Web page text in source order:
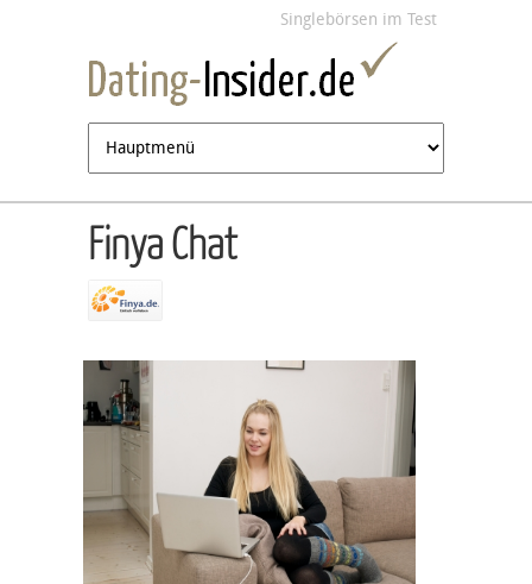
Jump to navigationSinglebörsen im Test
Finya Chat